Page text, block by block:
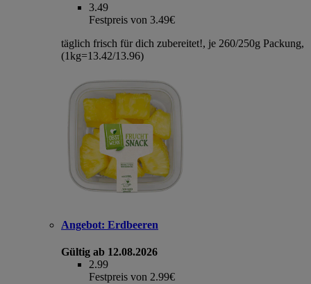
3.49
Festpreis von 3.49€
täglich frisch für dich zubereitet!, je 260/250g Packung,
(1kg=13.42/13.96)
Angebot: Erdbeeren
Gültig ab 12.08.2026
2.99
Festpreis von 2.99€